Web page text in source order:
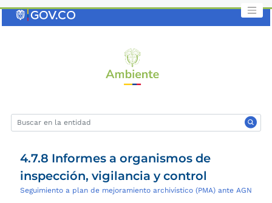
4.7.8 Informes a organismos de
inspección, vigilancia y control
Seguimiento a plan de mejoramiento archivístico (PMA) ante AGN